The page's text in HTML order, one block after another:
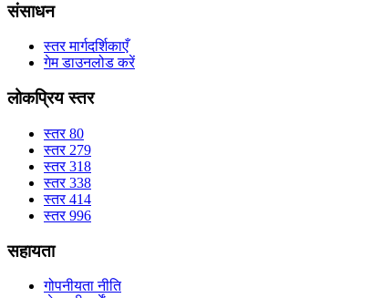
संसाधन
स्तर मार्गदर्शिकाएँ
गेम डाउनलोड करें
लोकप्रिय स्तर
स्तर 80
स्तर 279
स्तर 318
स्तर 338
स्तर 414
स्तर 996
सहायता
गोपनीयता नीति